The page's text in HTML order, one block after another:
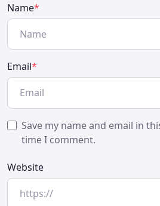
Name*
Email*
Save my name and email in
time I comment.
Website